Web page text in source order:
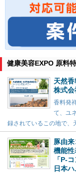
健康美容EXPO 原料
天然
株式
香料発
て、ユ
録されているこの地で、
豚由
機能
「P-
日本